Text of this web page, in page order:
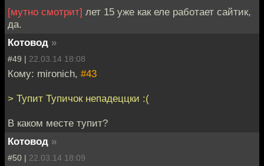
[мутно смотрит] лет 15 уже как еле работает сайтик,
да.
Котовод »
#49 | 22.03.14 18:08
Кому: mironich, #43
> Тупит Тупичок непадеццки :(
В каком месте тупит?
Котовод »
#50 | 22.03.14 18:09